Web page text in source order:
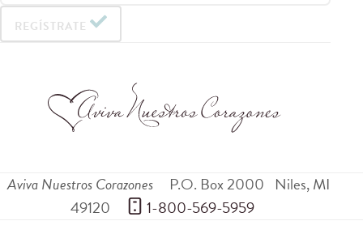
REGÍSTRATE
Aviva Nuestros Corazones P.O. Box 2000 Niles,MI
49120
1-800-569-5959